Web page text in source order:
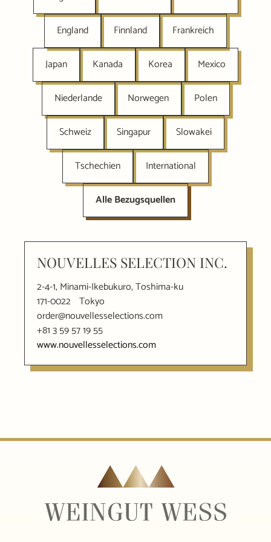
England Finnland Frankreich
Japan Kanada Korea Mexico
Niederlande Norwegen Polen
Schweiz Singapur Slowakei
Tschechien International
Alle Bezugsquellen
NOUVELLES SELECTION INC.
2-4-1, Minami-Ikebukuro, Toshima-ku
171-0022 Tokyo
order@nouvellesselections.com
+81 3 59 57 19 55
www.nouvellesselections.com